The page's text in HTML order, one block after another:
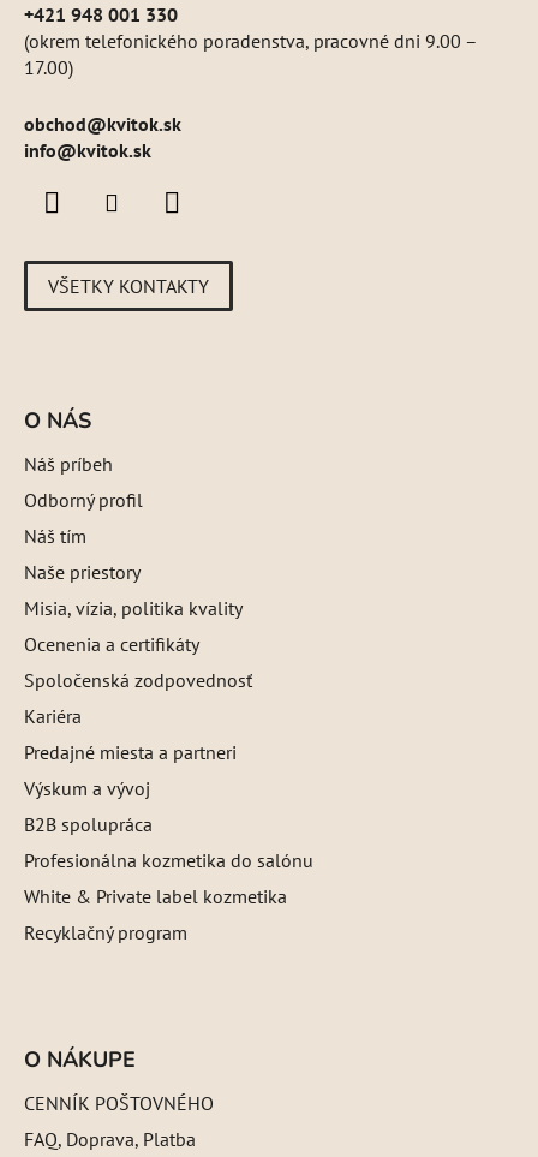
+421 948 001 330
(okrem telefonického poradenstva, pracovné dni 9.00 –
17.00)
obchod@kvitok.sk
info@kvitok.sk
VŠETKY KONTAKTY
O NÁS
Náš príbeh
Odborný profil
Náš tím
Naše priestory
Misia, vízia, politika kvality
Ocenenia a certifikáty
Spoločenská zodpovednosť
Kariéra
Predajné miesta a partneri
Výskum a vývoj
B2B spolupráca
Profesionálna kozmetika do salónu
White & Private label kozmetika
Recyklačný program
O NÁKUPE
CENNÍK POŠTOVNÉHO
FAQ, Doprava, Platba